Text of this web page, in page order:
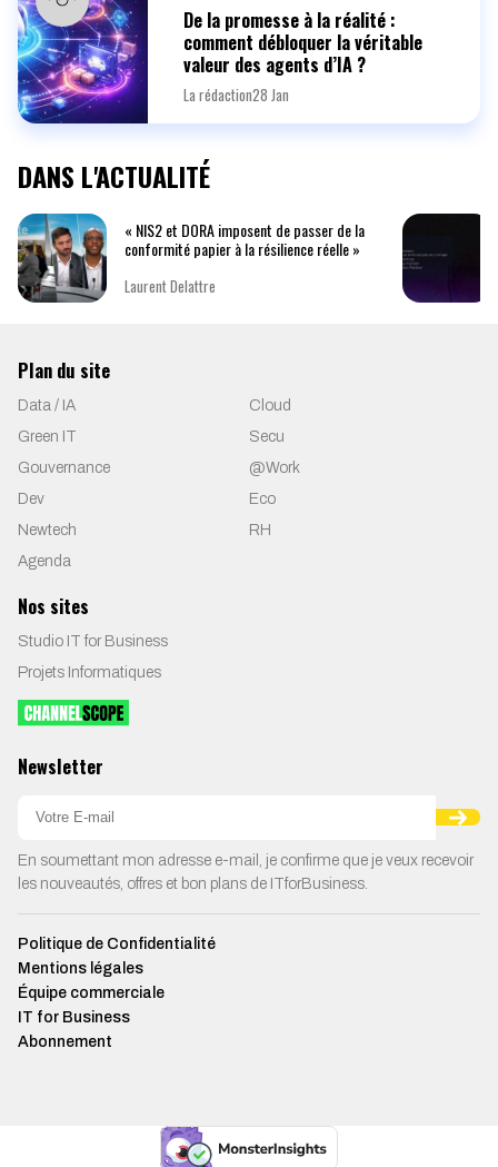
De la promesse à la réalité :
comment débloquer la véritable
valeur des agents d’IA ?
La rédaction28 Jan
DANS L'ACTUALITÉ
« NIS2 et DORA imposent de passer de la
conformité papier à la résilience réelle »
Laurent Delattre
Plan du site
Data / IA
Cloud
Green IT
Secu
Gouvernance
@Work
Dev
Eco
Newtech
RH
Agenda
Nos sites
Studio IT for Business
Projets Informatiques
Newsletter
En soumettant mon adresse e-mail, je confirme que je veux recevoir
les nouveautés, offres et bon plans de ITforBusiness.
Politique de Confidentialité
Mentions légales
Équipe commerciale
IT for Business
Abonnement